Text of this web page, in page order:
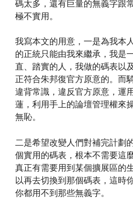
碼太多，還有巨量的無義字跟
極不實用。
我寫本文的用意，一是為我本
的正統只能由我來繼承，我是
直、踏實的人，我做的碼表以
正符合朱邦復官方原意的。而
違背常識，違反官方原意，運
蓮，利用手上的論壇管理權來
無恥。
二是希望改變人們對補完計劃
個實用的碼表，根本不需要這
真正有需要用到某個擴展區的
以再去切換到那個碼表，這時
你都用不到那些無義字。